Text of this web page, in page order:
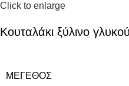
Click to enlarge
Κουταλάκι ξύλινο
ΜΈΓΕΘΟΣ